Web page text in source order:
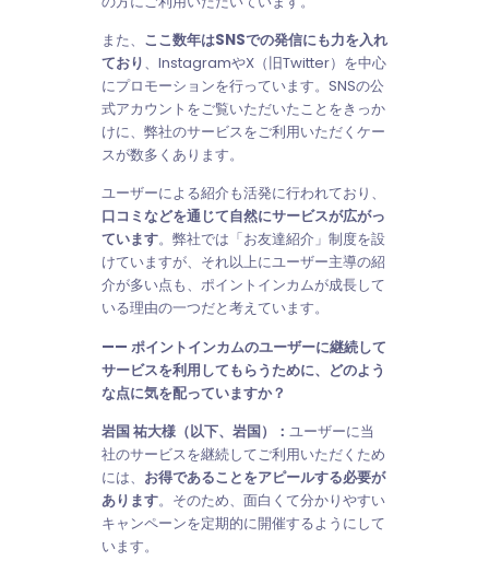
また、 ここ数年はSNSでの発信にも力を入れ
ており、InstagramやX（旧Twitter）を中心
にプロモーションを行っています。SNSの公
式アカウントをご覧いただいたことをきっか
けに、弊社のサービスをご利用いただくケー
スが数多くあります。
ユーザーによる紹介も活発に行われており、
口コミなどを通じて自然にサービスが広がっ
ています。弊社では「お友達紹介」制度を設
けていますが、それ以上にユーザー主導の紹
介が多い点も、ポイントインカムが成長して
いる理由の一つだと考えています。
—— ポイントインカムのユーザーに継続して
サービスを利用してもらうために、どのよう
な点に気を配っていますか？
岩国 祐大様（以下、岩国）： ユーザーに当
社のサービスを継続してご利用いただくため
には、 お得であることをアピールする必要が
あります。そのため、面白くて分かりやすい
キャンペーンを定期的に開催するようにして
います。